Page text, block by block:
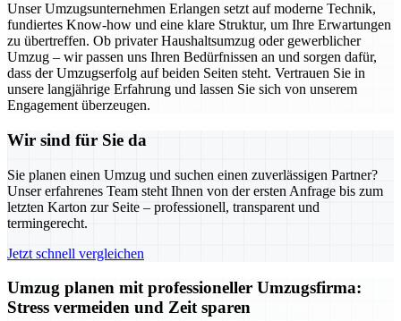
Unser Umzugsunternehmen Erlangen setzt auf moderne Technik,
fundiertes Know-how und eine klare Struktur, um Ihre Erwartungen
zu übertreffen. Ob privater Haushaltsumzug oder gewerblicher
Umzug – wir passen uns Ihren Bedürfnissen an und sorgen dafür,
dass der Umzugserfolg auf beiden Seiten steht. Vertrauen Sie in
unsere langjährige Erfahrung und lassen Sie sich von unserem
Engagement überzeugen.
Wir sind für Sie da
Sie planen einen Umzug und suchen einen zuverlässigen Partner?
Unser erfahrenes Team steht Ihnen von der ersten Anfrage bis zum
letzten Karton zur Seite – professionell, transparent und
termingerecht.
Jetzt schnell vergleichen
Umzug planen mit professioneller Umzugsfirma:
Stress vermeiden und Zeit sparen